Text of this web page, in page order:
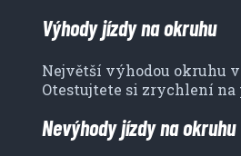
Výhody jízdy na okruhu
Největší výhodou okruhu
Otestujtete si zrychlení na
Nevýhody jízdy na okruhu